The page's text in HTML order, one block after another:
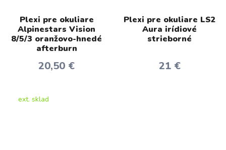
Plexi pre okuliare
Alpinestars Vision
8/5/3 oranžovo-hnedé
afterburn
20,50 €
ext. sklad
Plexi pre okuliare LS2
Aura irídiové
strieborné
21 €